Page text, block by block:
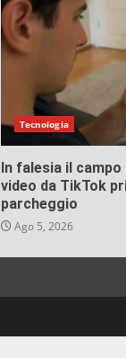
Tecnologia
In falesia il
video da TikTok
parcheggio
Ago 5, 2026